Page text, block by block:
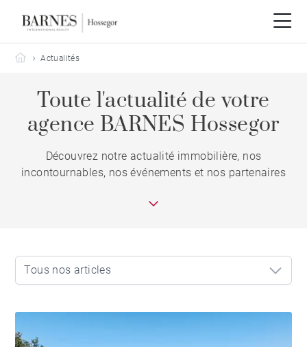
Barnes Hossegor
Actualités
Toute l'actualité de votre
agence BARNES Hossegor
Découvrez notre actualité immobilière, nos
incontournables, nos événements et nos partenaires
Tous nos articles